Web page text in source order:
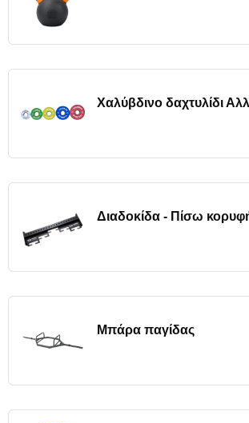
Χαλύβδινο δαχτυλίδι
Διαδοκίδα - Πίσω
Μπάρα παγίδας